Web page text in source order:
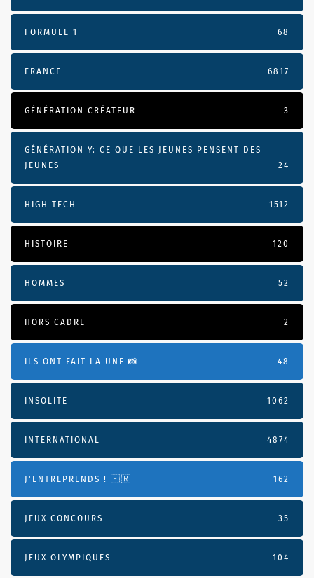
FORMULE 1 68
FRANCE 6817
GÉNÉRATION CRÉATEUR 3
GÉNÉRATION Y: CE QUE LES JEUNES PENSENT DES
JEUNES
24
HIGH TECH 1512
HISTOIRE 120
HOMMES 52
HORS CADRE 2
ILS ONT FAIT LA UNE 📸 48
INSOLITE 1062
INTERNATIONAL 4874
J'ENTREPRENDS ! 🇫🇷 162
JEUX CONCOURS 35
JEUX OLYMPIQUES 104